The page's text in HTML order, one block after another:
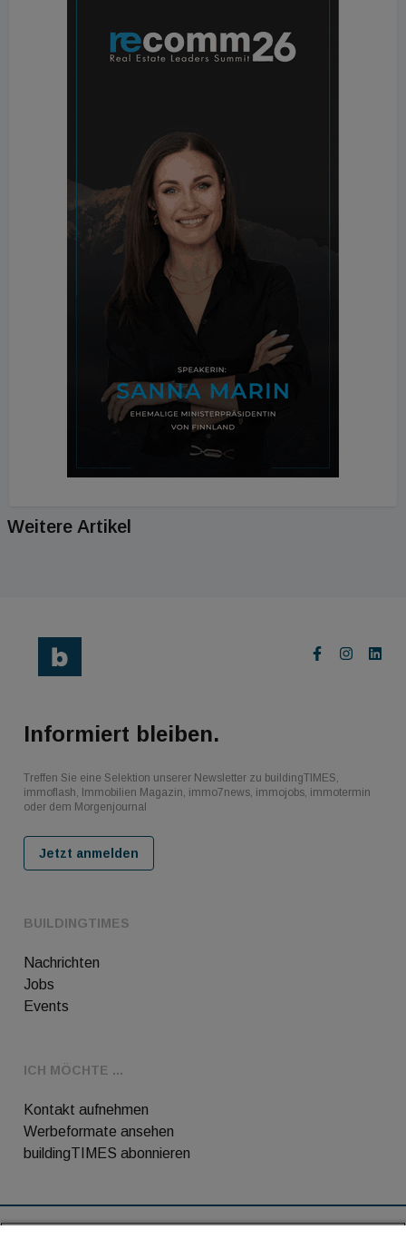
Weitere Artikel
BUILDINGTIMES
Nachrichten
Jobs
Events
ICH MÖCHTE ...
Kontakt aufnehmen
Werbeformate ansehen
buildingTIMES abonnieren
Informiert bleiben.
Treffen Sie eine Selektion unserer Newsletter zu buildingTIMES,
immoflash, Immobilien Magazin, immo7news, immojobs, immotermin
oder dem Morgenjournal
Jetzt anmelden